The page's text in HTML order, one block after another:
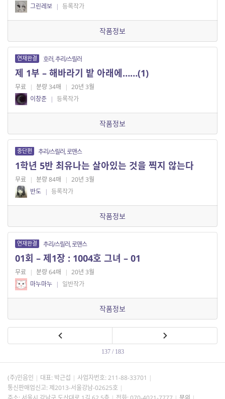
그린레보 | 등록작가
작품정보
연재완결 호러, 추리/스릴러
제 1부 – 해바라기 밭 아래에……(1)
무료 | 분량 34매 | 20년 3월
이창준 | 등록작가
작품정보
중단편 추리/스릴러, 로맨스
1학년 5반 최유나는 살아있는 것을 찍지 않는다
무료 | 분량 84매 | 20년 3월
반도 | 등록작가
작품정보
연재완결 추리/스릴러, 로맨스
01회 – 제1장 : 1004호 그녀 – 01
무료 | 분량 64매 | 20년 3월
마누마누 | 일반작가
작품정보
137 / 183
(주)민음인 대표: 박근섭 사업자번호: 211-88-33701
통신판매업신고: 제2013-서울강남-02625호